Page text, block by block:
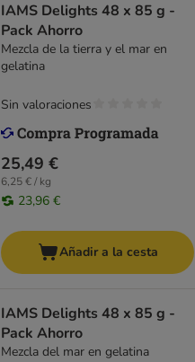
IAMS Delights 48 x 85 g -
Pack Ahorro
Mezcla de la tierra y el mar en
gelatina
25,49 €
6,25 € / kg
23,96 €
Sin valoraciones
Añadir a la cesta
IAMS Delights 48 x 85 g -
Pack Ahorro
Mezcla del mar en gelatina